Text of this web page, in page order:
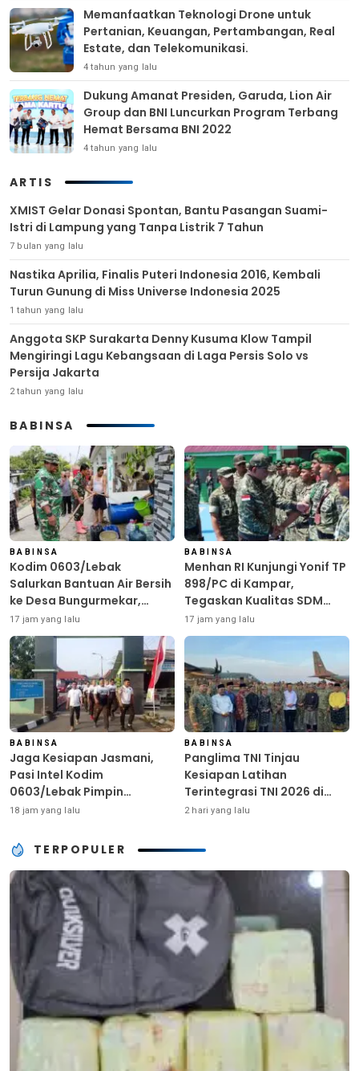
Memanfaatkan Teknologi Drone untuk
Pertanian, Keuangan, Pertambangan, Real
Estate, dan Telekomunikasi.
4 tahun yang lalu
Dukung Amanat Presiden, Garuda, Lion Air
Group dan BNI Luncurkan Program Terbang
Hemat Bersama BNI 2022
4 tahun yang lalu
ARTIS
XMIST Gelar Donasi Spontan, Bantu Pasangan Suami-
Istri di Lampung yang Tanpa Listrik 7 Tahun
7 bulan yang lalu
Nastika Aprilia, Finalis Puteri Indonesia 2016, Kembali
Turun Gunung di Miss Universe Indonesia 2025
1 tahun yang lalu
Anggota SKP Surakarta Denny Kusuma Klow Tampil
Mengiringi Lagu Kebangsaan di Laga Persis Solo vs
Persija Jakarta
2 tahun yang lalu
BABINSA
BABINSA
Kodim 0603/Lebak
Salurkan Bantuan Air Bersih
ke Desa Bungurmekar,
Ringankan Beban Warga
Terdampak Kemarau
17 jam yang lalu
BABINSA
Menhan RI Kunjungi Yonif TP
898/PC di Kampar,
Tegaskan Kualitas SDM
Kunci Kekuatan TNI
17 jam yang lalu
BABINSA
Jaga Kesiapan Jasmani,
Pasi Intel Kodim
0603/Lebak Pimpin
Pembinaan Fisik Rutin
18 jam yang lalu
BABINSA
Panglima TNI Tinjau
Kesiapan Latihan
Terintegrasi TNI 2026 di
Dabo Singkep
2 hari yang lalu
TERPOPULER